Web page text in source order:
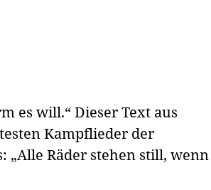
es will.“ Dieser Text aus
Kampflieder der
„Alle Räder stehen still, wenn